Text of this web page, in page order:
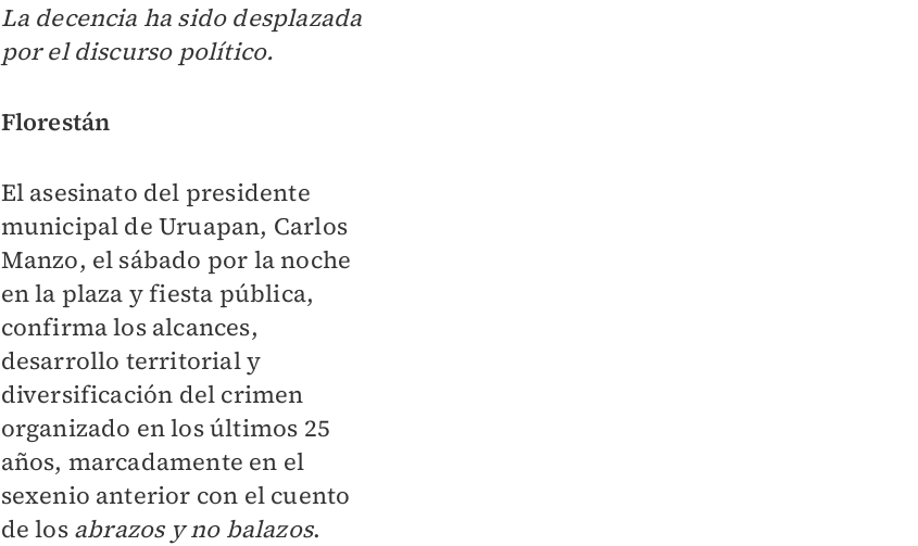
La decencia ha sido desplazada
por el discurso político.
Florestán
El asesinato del presidente
municipal de Uruapan, Carlos
Manzo, el sábado por la noche
en la plaza y fiesta pública,
confirma los alcances,
desarrollo territorial y
diversificación del crimen
organizado en los últimos 25
años, marcadamente en el
sexenio anterior con el cuento
de los abrazos y no balazos.